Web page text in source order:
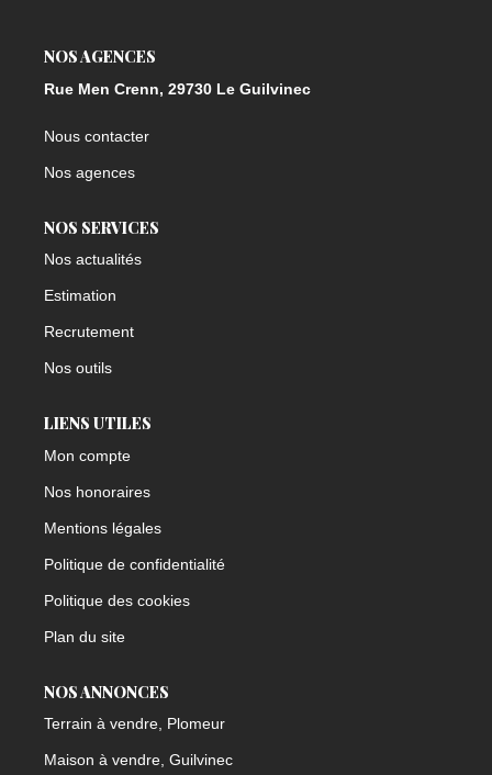
NOS AGENCES
Rue Men Crenn, 29730 Le Guilvinec
Nous contacter
Nos agences
NOS SERVICES
Nos actualités
Estimation
Recrutement
Nos outils
LIENS UTILES
Mon compte
Nos honoraires
Mentions légales
Politique de confidentialité
Politique des cookies
Plan du site
NOS ANNONCES
Terrain à vendre, Plomeur
Maison à vendre, Guilvinec